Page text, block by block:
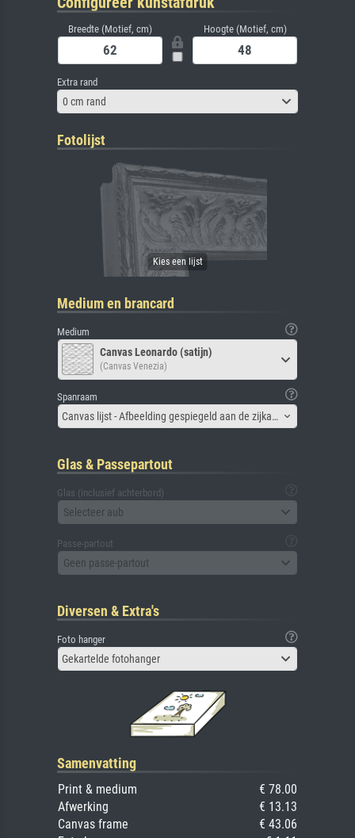
Breedte (Motief, cm) Hoogte (Motief, cm)
Extra rand
0 cm rand
Fotolijst
Medium en brancard
Medium
Canvas Leonardo (satijn)
(Canvas Venezia)
Spanraam
Canvas lijst - Afbeelding gespiegeld aan de zijkant
Glas & Passepartout
Glas (inclusief achterbord)
Selecteer aub
Passe-partout
Geen passe-partout
Diversen & Extra's
Foto hanger
Gekartelde fotohanger
Samenvatting
Print & medium
€ 78.00
Afwerking
€ 13.13
Canvas frame
€ 43.06